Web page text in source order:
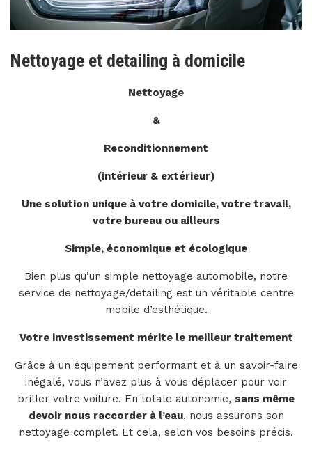
Nettoyage et detailing à domicile
Nettoyage
&
Reconditionnement
(intérieur & extérieur)
Une solution unique à votre domicile, votre travail,
votre bureau ou ailleurs
Simple, économique et écologique
Bien plus qu’un simple nettoyage automobile, notre
service de nettoyage/detailing est un véritable centre
mobile d’esthétique.
Votre investissement mérite le meilleur traitement
Grâce à un équipement performant et à un savoir-faire
inégalé, vous n’avez plus à vous déplacer pour voir
briller votre voiture. En totale autonomie, sans même
devoir nous raccorder à l’eau, nous assurons son
nettoyage complet. Et cela, selon vos besoins précis.